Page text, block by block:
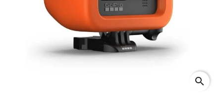
search